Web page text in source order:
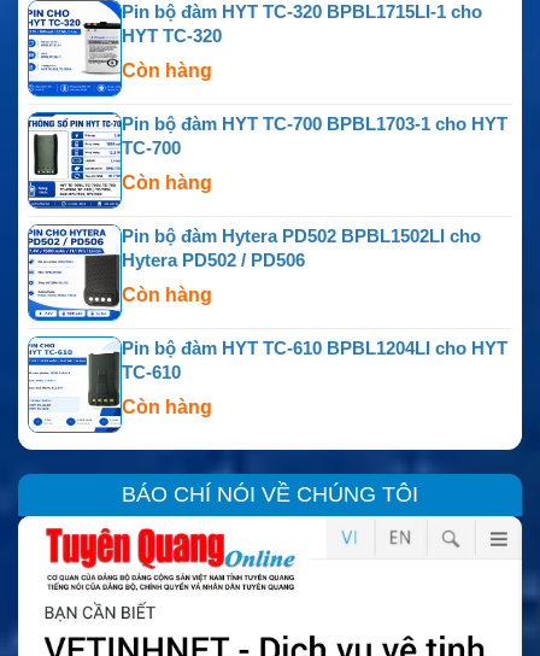
Pin bộ đàm HYT TC-320 BPBL1715LI-1 cho
HYT TC-320
Còn hàng
Pin bộ đàm HYT TC-700 BPBL1703-1 cho HYT
TC-700
Còn hàng
Pin bộ đàm Hytera PD502 BPBL1502LI cho
Hytera PD502 / PD506
Còn hàng
Pin bộ đàm HYT TC-610 BPBL1204LI cho HYT
TC-610
Còn hàng
BÁO CHÍ NÓI VỀ CHÚNG TÔI